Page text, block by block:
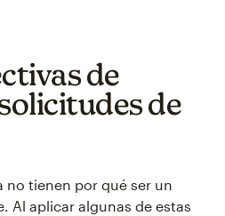
de
de
no tienen por qué ser un
Al aplicar algunas de estas